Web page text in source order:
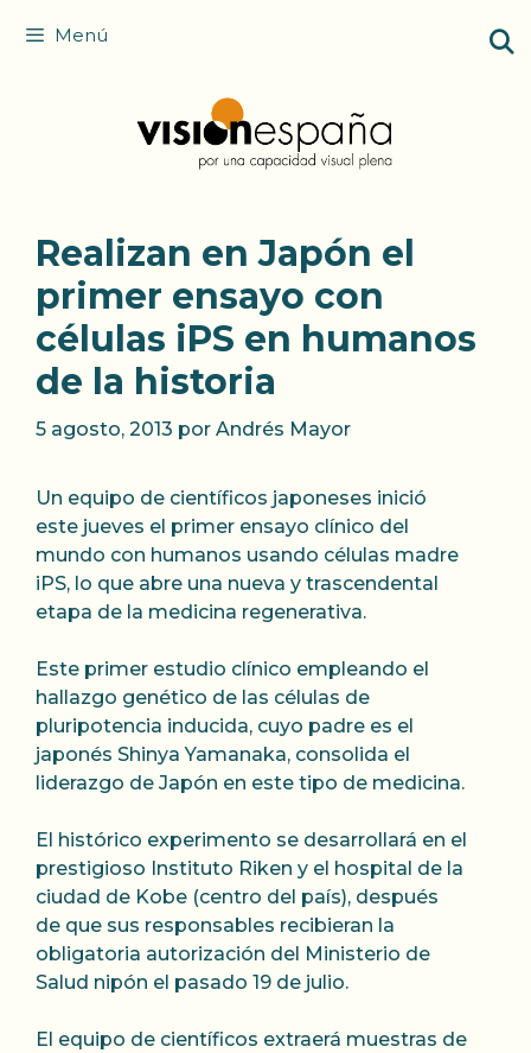
Menú
Realizan en Japón el
primer ensayo con
células iPS en humanos
de la historia
5 agosto, 2013 por Andrés Mayor
Un equipo de científicos japoneses inició
este jueves el primer ensayo clínico del
mundo con humanos usando células madre
iPS, lo que abre una nueva y trascendental
etapa de la medicina regenerativa.
Este primer estudio clínico empleando el
hallazgo genético de las células de
pluripotencia inducida, cuyo padre es el
japonés Shinya Yamanaka, consolida el
liderazgo de Japón en este tipo de medicina.
El histórico experimento se desarrollará en el
prestigioso Instituto Riken y el hospital de la
ciudad de Kobe (centro del país), después
de que sus responsables recibieran la
obligatoria autorización del Ministerio de
Salud nipón el pasado 19 de julio.
El equipo de científicos extraerá muestras de